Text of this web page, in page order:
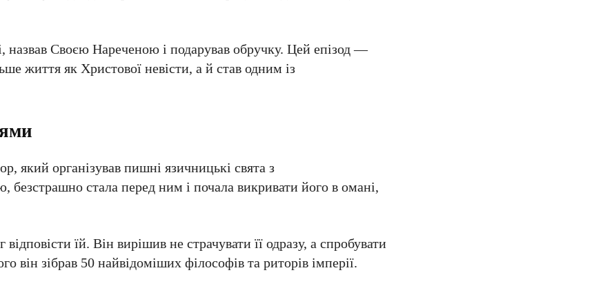
назвав Своєю Нареченою і подарував обручку. Цей епізод —
життя як Христової невісти, а й став одним із
який організував пишні язичницькі свята з
стала перед ним і почала викривати його в омані,
їй. Він вирішив не страчувати її одразу, а спробувати
зібрав 50 найвідоміших філософів та риторів імперії.